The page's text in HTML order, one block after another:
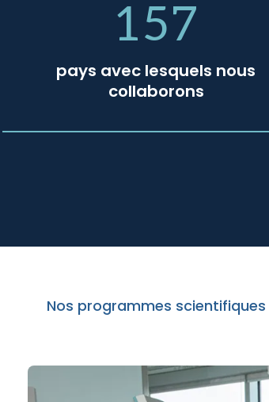
157
pays avec lesquels nous
collaborons
Nos programmes scientifiques